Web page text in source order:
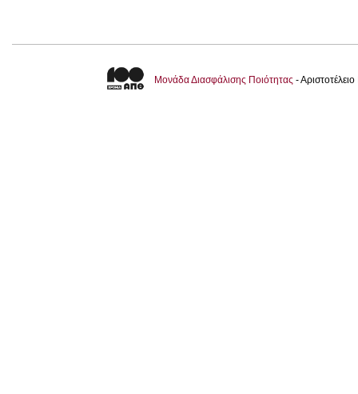
Μονάδα Διασφάλισης Ποιότητας -